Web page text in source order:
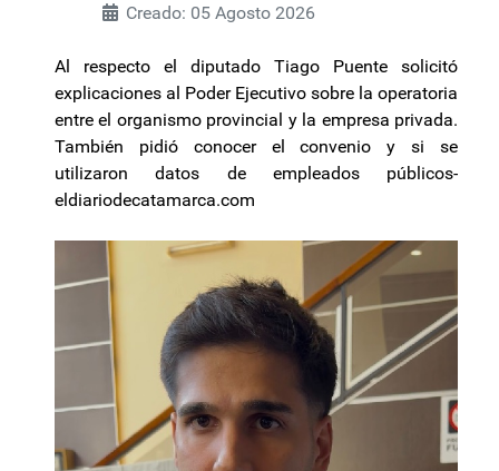
Creado: 05 Agosto 2026
Al respecto el diputado Tiago Puente solicitó
explicaciones al Poder Ejecutivo sobre la operatoria
entre el organismo provincial y la empresa privada.
También pidió conocer el convenio y si se
utilizaron datos de empleados públicos-
eldiariodecatamarca.com